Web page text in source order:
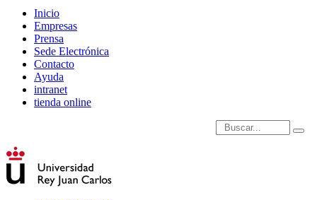
Inicio
Empresas
Prensa
Sede Electrónica
Contacto
Ayuda
intranet
tienda online
Introduce términos de